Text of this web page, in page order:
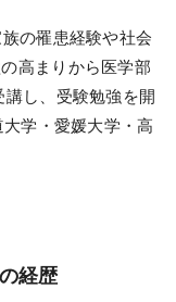
ール
の罹患経験や社会
高まりから医学部
し、受験勉強を開
学・愛媛大学・高
経歴